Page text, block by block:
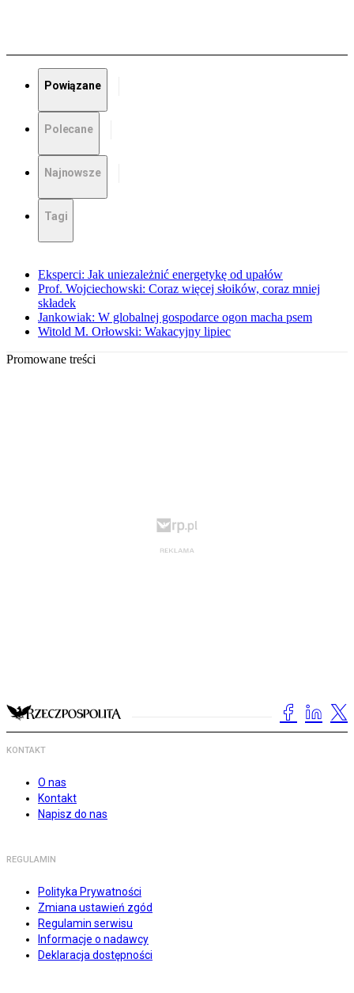
Powiązane
Polecane
Najnowsze
Tagi
Eksperci: Jak uniezależnić energetykę od upałów
Prof. Wojciechowski: Coraz więcej słoików, coraz mniej
składek
Jankowiak: W globalnej gospodarce ogon macha psem
Witold M. Orłowski: Wakacyjny lipiec
Promowane treści
KONTAKT
O nas
Kontakt
Napisz do nas
REGULAMIN
Polityka Prywatności
Zmiana ustawień zgód
Regulamin serwisu
Informacje o nadawcy
Deklaracja dostępności